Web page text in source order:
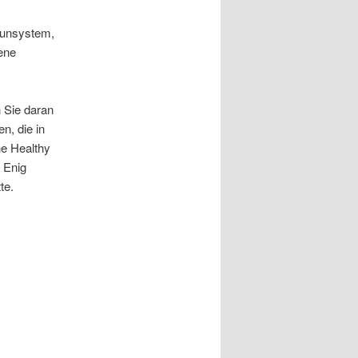
daran
die in
Healthy
Enig